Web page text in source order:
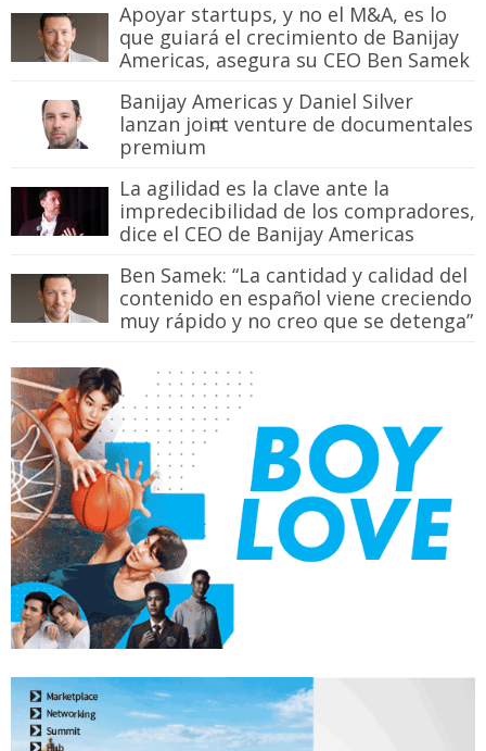
Apoyar startups, y no el M&A, es lo
que guiará el crecimiento de Banijay
Americas, asegura su CEO Ben Samek
Banijay Americas y Daniel Silver
lanzan joint venture de documentales
premium
La agilidad es la clave ante la
impredecibilidad de los compradores,
dice el CEO de Banijay Americas
Ben Samek: “La cantidad y calidad del
contenido en español viene creciendo
muy rápido y no creo que se detenga”